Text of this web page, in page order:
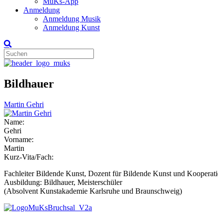
Anmeldung
Anmeldung Musik
Anmeldung Kunst
Bildhauer
Martin Gehri
Name:
Gehri
Vorname:
Martin
Kurz-Vita/Fach:
Fachleiter Bildende Kunst, Dozent für Bildende Kunst und
Ausbildung: Bildhauer, Meisterschüler
(Absolvent Kunstakademie Karlsruhe und Braunschweig)